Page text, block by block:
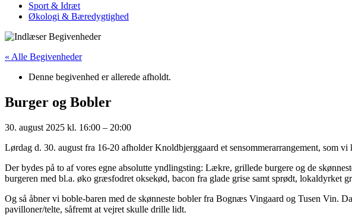
Sport & Idræt
Økologi & Bæredygtighed
« Alle Begivenheder
Denne begivenhed er allerede afholdt.
Burger og Bobler
30. august 2025 kl. 16:00 – 20:00
Lørdag d. 30. august fra 16-20 afholder Knoldbjerggaard et sensommerarrangement, som
Der bydes på to af vores egne absolutte yndlingsting: Lækre, grillede burgere og de
burgeren med bl.a. øko græsfodret oksekød, bacon fra glade grise samt sprødt, lokaldyrket
Og så åbner vi boble-baren med de skønneste bobler fra Bognæs Vingaard og Tusen Vin.
pavilloner/telte, såfremt at vejret skulle drille lidt.